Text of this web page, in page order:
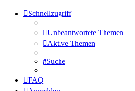
Schnellzugriff
Unbeantwortete Themen
Aktive Themen
Suche
FAQ